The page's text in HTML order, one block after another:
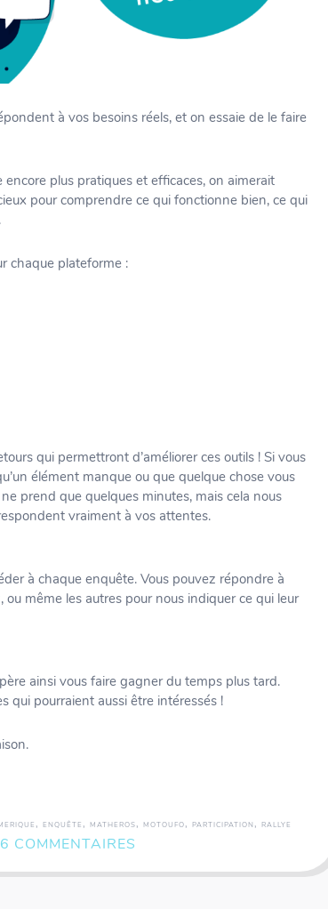
à vos besoins réels, et on essaie de le faire
plus pratiques et efficaces, on aimerait
pour comprendre ce qui fonctionne bien, ce qui
chaque plateforme :
qui permettront d’améliorer ces outils ! Si vous
élément manque ou que quelque chose vous
prend que quelques minutes, mais cela nous
vraiment à vos attentes.
à chaque enquête. Vous pouvez répondre à
même les autres pour nous indiquer ce qui leur
ainsi vous faire gagner du temps plus tard.
qui pourraient aussi être intéressés !
,ENQUÊTE ,MATHEROS,MOTOUFO,PARTICIPATION ,RALLYE
COMMENTAIRES